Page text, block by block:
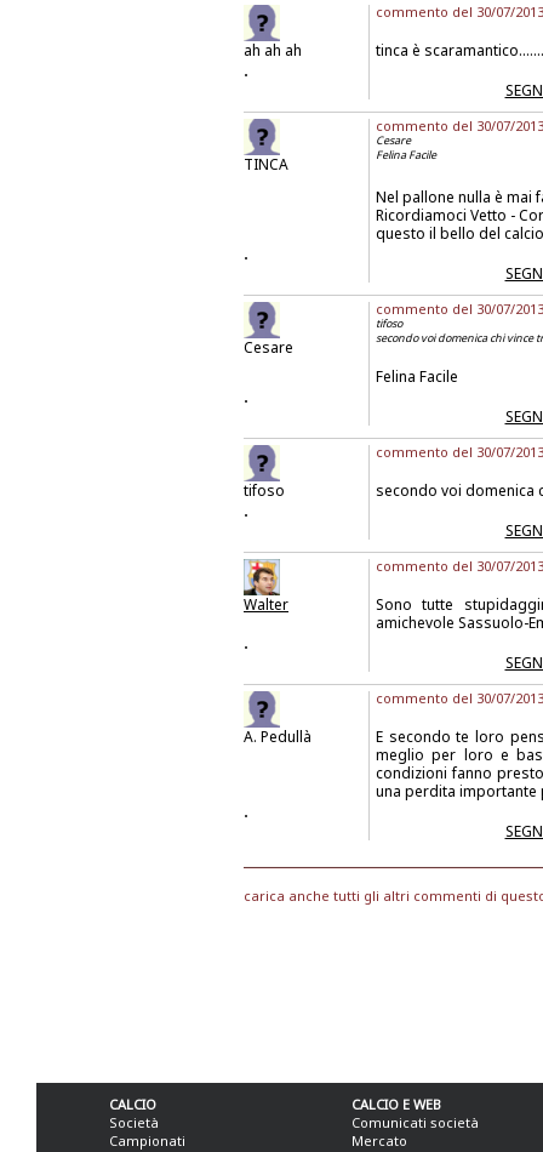
ah ah ah
commento del 30/07/
tinca è
.
TINCA
commento del 30/07/
Cesare
Felina Facile
Nel pallone nulla è mai
Ricordiamoci Vetto -
questo il bello del
.
Cesare
commento del 30/07/
tifoso
secondo voi domenica chi vince
Felina Facile
.
tifoso
commento del 30/07/
secondo voi domenica
.
Walter
commento del 30/07/
Sono tutte
amichevole Sassuolo-
.
A. Pedullà
commento del 30/07/
E secondo te loro
meglio per loro e
condizioni fanno
una perdita importante
.
carica anche tutti gli altri commenti di
CALCIO
Società
Campionati
CALCIO E WEB
Comunicati società
Mercato